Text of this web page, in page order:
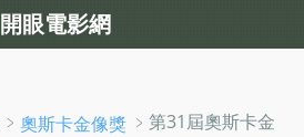
﹥ 奧斯卡金像獎 ﹥第31屆奧斯卡金
開眼電影網